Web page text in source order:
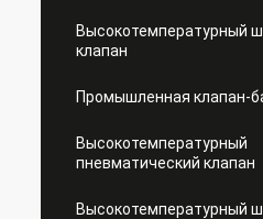
Высокотемпературный
клапан
Промышленная клапан-
Высокотемпературный
пневматический клапан
Высокотемпературный